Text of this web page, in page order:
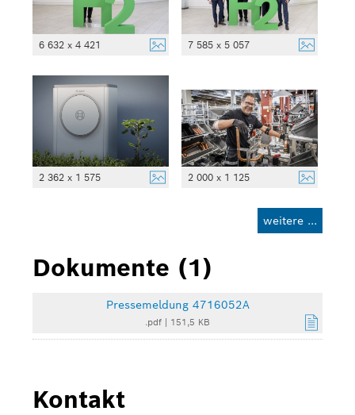
6 632 x 4 421 7 585 x 5 057
2 362 x 1 575 2 000 x 1 125
weitere ...
Dokumente (1)
Pressemeldung 4716052A
.pdf | 151,5 KB
Kontakt